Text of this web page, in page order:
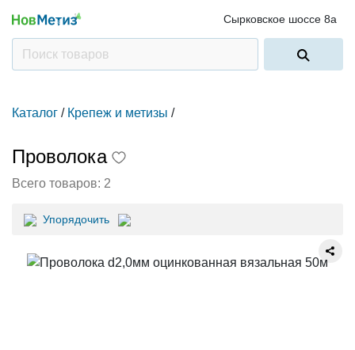
Сырковское шоссе 8а
Каталог / Крепеж и метизы /
Проволока
Всего товаров: 2
Упорядочить